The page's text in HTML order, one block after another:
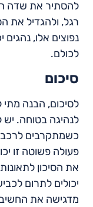
להסתיר את שדה
רגל, ולהגדיל את
נפוצים אלו, נהגים
לכולם.
סיכום
לסיכום, הבנה
לנהיגה בטוחה.
כשמתקרבים לרכב
פעולה פשוטה זו
את הסיכון
יכולים לתרום
מדגישה את